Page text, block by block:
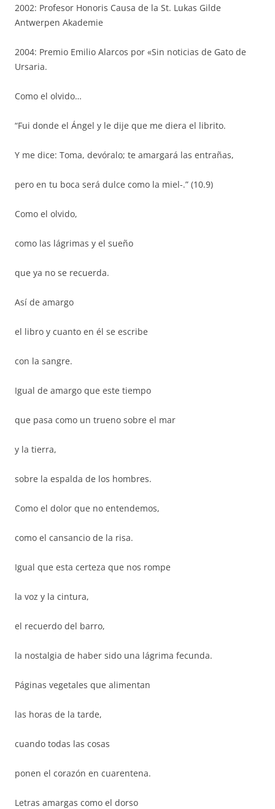
2002: Profesor Honoris Causa de la St. Lukas Gilde
Antwerpen Akademie
2004: Premio Emilio Alarcos por «Sin noticias de Gato de
Ursaria.
Como el olvido…
“Fui donde el Ángel y le dije que me diera el librito.
Y me dice: Toma, devóralo; te amargará las entrañas,
pero en tu boca será dulce como la miel-.” (10.9)
Como el olvido,
como las lágrimas y el sueño
que ya no se recuerda.
Así de amargo
el libro y cuanto en él se escribe
con la sangre.
Igual de amargo que este tiempo
que pasa como un trueno sobre el mar
y la tierra,
sobre la espalda de los hombres.
Como el dolor que no entendemos,
como el cansancio de la risa.
Igual que esta certeza que nos rompe
la voz y la cintura,
el recuerdo del barro,
la nostalgia de haber sido una lágrima fecunda.
Páginas vegetales que alimentan
las horas de la tarde,
cuando todas las cosas
ponen el corazón en cuarentena.
Letras amargas como el dorso